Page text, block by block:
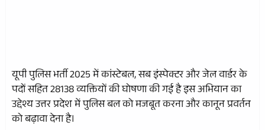
यूपी पुलिस भर्ती 2025 में कांस्टेबल, सब इंस्पेक्टर और जेल वार्डर के
पदों सहित 28138 व्यक्तियों की घोषणा की गई है इस अभियान का
उद्देश्य उत्तर प्रदेश में पुलिस बल को मजबूत करना और कानून प्रवर्तन
को बढ़ावा देना है।